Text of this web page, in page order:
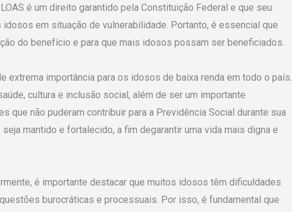
é um direito garantido pela Constituição Federal e que seu
em situação de vulnerabilidade. Portanto, é essencial que
do benefício e para que mais idosos possam ser beneficiados.
extrema importância para os idosos de baixa renda em todo o país.
cultura e inclusão social, além de ser um importante
que não puderam contribuir para a Previdência Social durante sua
mantido e fortalecido, a fim degarantir uma vida mais digna e
é importante destacar que muitos idosos têm dificuldades
burocráticas e processuais. Por isso, é fundamental que